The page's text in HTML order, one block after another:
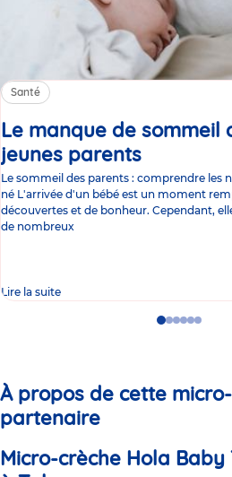
Santé
Le manque de sommeil
jeunes parents
Le sommeil des parents : comprendre les
né L'arrivée d'un bébé est un moment
découvertes et de bonheur. Cependant,
de nombreux
Lire la suite
GoGoGoGo
GoGo
À propos de cette
partenaire
Micro-crèche Hola Baby